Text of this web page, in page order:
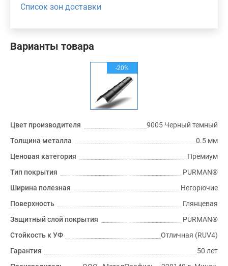
Варианты товара
-20%
Цвет производителя
9005 Черный темный
Толщина металла
0.5 мм
Ценовая категория
Премиум
Тип покрытия
PURMAN®
Ширина полезная
Негорючие
Поверхность
Глянцевая
Защитный слой покрытия
PURMAN®
Стойкость к УФ
Отличная (RUV4)
Гарантия
50 лет
Список зон доставки